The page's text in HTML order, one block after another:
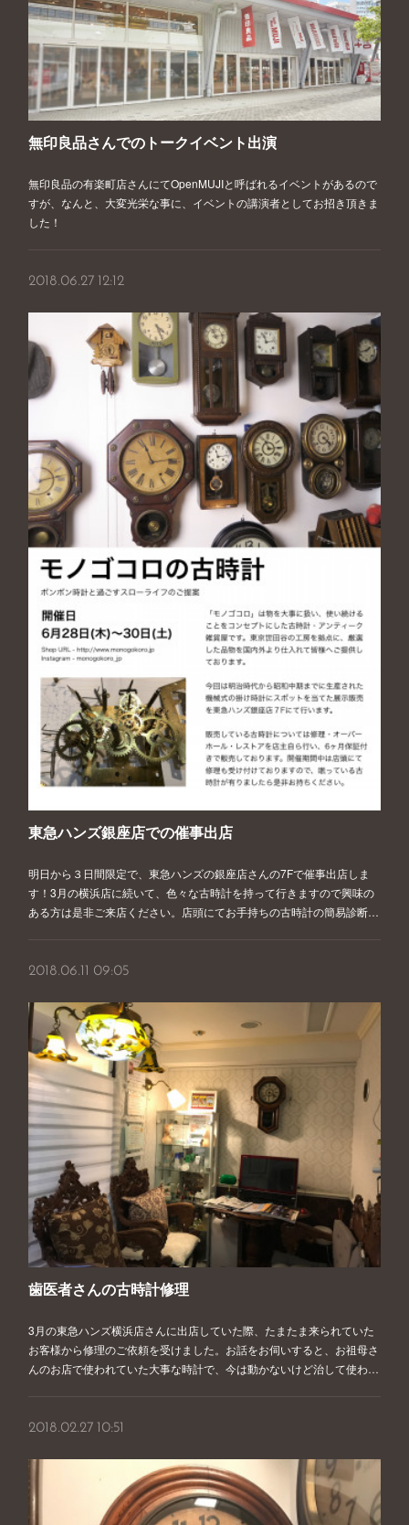
無印良品さんでのトークイベント出演
無印良品の有楽町店さんにてOpenMUJIと呼ばれるイベントがあるので
すが、なんと、大変光栄な事に、イベントの講演者としてお招き頂きま
した！
2018.06.27 12:12
東急ハンズ銀座店での催事出店
明日から３日間限定で、東急ハンズの銀座店さんの7Fで催事出店しま
す！3月の横浜店に続いて、色々な古時計を持って行きますので興味の
ある方は是非ご来店ください。店頭にてお手持ちの古時計の簡易診断…
2018.06.11 09:05
歯医者さんの古時計修理
3月の東急ハンズ横浜店さんに出店していた際、たまたま来られていた
お客様から修理のご依頼を受けました。お話をお伺いすると、お祖母さ
んのお店で使われていた大事な時計で、今は動かないけど治して使わ…
2018.02.27 10:51